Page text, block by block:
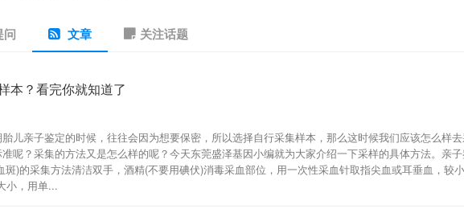
问 文章 关注话题
本？看完你就知道了
儿亲子鉴定的时候，往往会因为想要保密，所以选择自行采集样本，那么这时候我们应该怎么样
呢？采集的方法又是怎么样的呢？今天东莞盛泽基因小编就为大家介绍一下采样的具体方法。亲
斑)的采集方法清洁双手，酒精(不要用碘伏)消毒采血部位，用一次性采血针取指尖血或耳垂血，较
小，用单...